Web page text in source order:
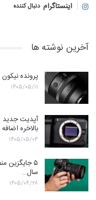
اینستاگرام دنبال کننده
آخرین نوشته ها
پرونده
۱۴۰۵/۰۵/۱۱
بالاخره
۱۴۰۵/۰۵/۰۴
۵ جایگزین
سال…
۱۴۰۵/۰۴/۲۸